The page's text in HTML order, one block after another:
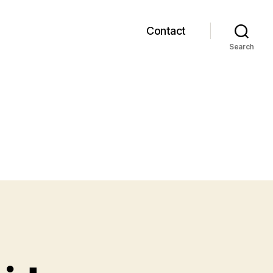
Contact
Search